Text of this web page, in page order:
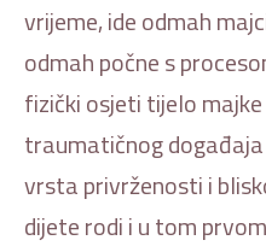
vrijeme, ide odmah
odmah počne s
fizički osjeti tijelo
traumatičnog
vrsta privrženosti i
dijete rodi i u tom